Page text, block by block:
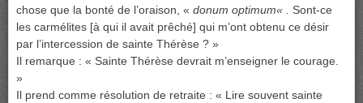
chose que la bonté de l’oraison, « donum optimum« . Sont-ce
les carmélites [à qui il avait prêché] qui m’ont obtenu ce désir
par l’intercession de sainte Thérèse ? »
Il remarque : « Sainte Thérèse devrait m’enseigner le courage.
»
Il prend comme résolution de retraite : « Lire souvent sainte